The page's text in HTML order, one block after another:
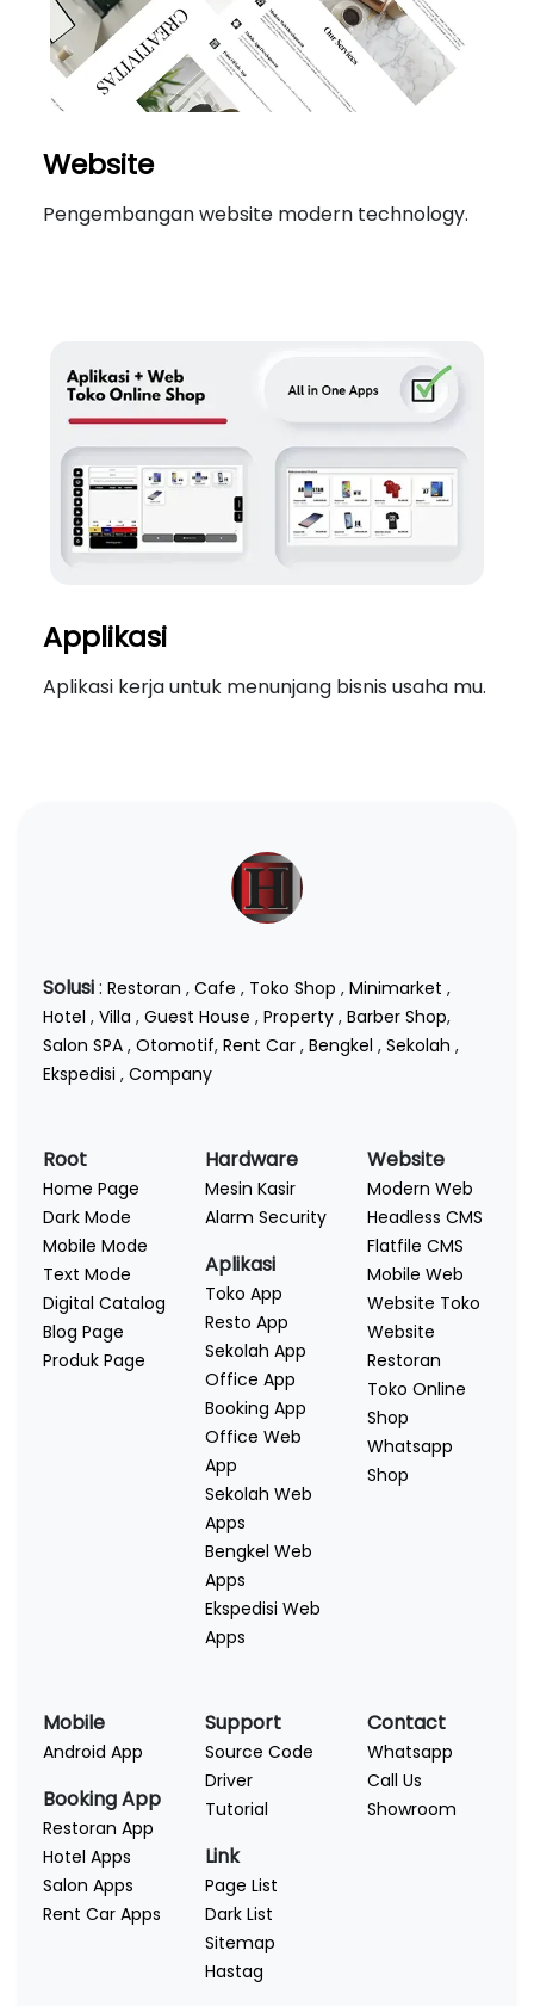
Website
Pengembangan website modern technology.
Applikasi
Aplikasi kerja untuk menunjang bisnis usaha mu.
Solusi: Restoran , Cafe , Toko Shop , Minimarket ,
Hotel , Villa , Guest House , Property , Barber Shop,
Salon SPA , Otomotif, Rent Car , Bengkel , Sekolah ,
Ekspedisi , Company
Root
Home Page
Dark Mode
Mobile Mode
Text Mode
Digital Catalog
Blog Page
Produk Page
Hardware
Mesin Kasir
Alarm Security
Aplikasi
Toko App
Resto App
Sekolah App
Office App
Booking App
Office Web
App
Sekolah Web
Apps
Bengkel Web
Apps
Ekspedisi Web
Apps
Website
Modern Web
Headless CMS
Flatfile CMS
Mobile Web
Website Toko
Website
Restoran
Toko Online
Shop
Whatsapp
Shop
Mobile
Android App
Booking App
Restoran App
Hotel Apps
Salon Apps
Rent Car Apps
Support
Source Code
Driver
Tutorial
Link
Page List
Dark List
Sitemap
Hastag
Contact
Whatsapp
Call Us
Showroom